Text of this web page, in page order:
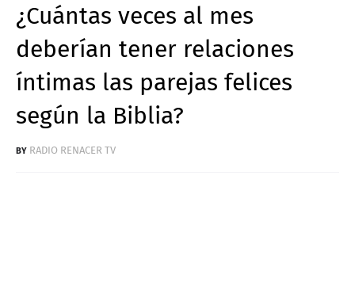
¿Cuántas veces al mes
deberían tener relaciones
íntimas las parejas felices
según la Biblia?
RADIO RENACER TV